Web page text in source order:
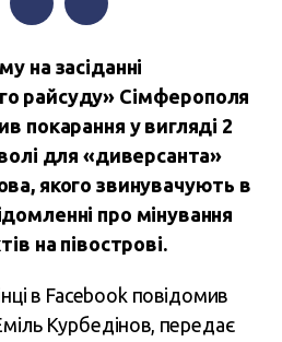
на засіданні
райсуду» Сімферополя
покарання у вигляді 2
для «диверсанта»
якого звинувачують в
про мінування
на півострові.
в Facebook повідомив
Курбедінов, передає